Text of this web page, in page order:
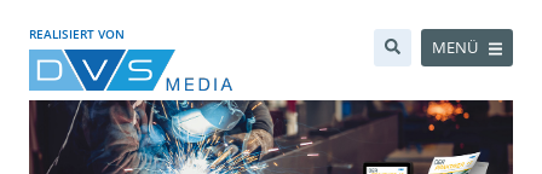
REALISIERT VON
MENÜ